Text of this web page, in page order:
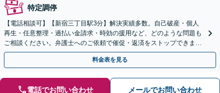
特定調停
【電話相談可】【新宿三丁目駅3分】解決実績多数。自己破産・個人
再生・任意整理・過払い金請求・時効の援用など、どのような問題も
ご相談ください。弁護士へのご依頼で催促・返済をストップできます
【休日・夜間相談可】【分割払い可】【初回相談無料】
料金表を見る
電話でお問い合わせ メールでお問い合わせ